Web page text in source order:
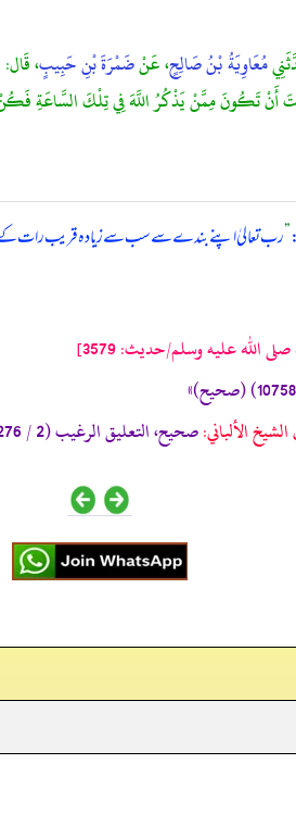
مُعَاوِيَةُ بْنُ صَالِحٍ، عَنْضَمْرَةَ بْنِ حَبِيبٍ،
أَنْ تَكُونَ مِمَّنْ يَذْكُرُ اللَّهَ فِي تِلْكَ
”رب تعالیٰ اپنے بندے سے سب سے زیادہ قریب رات کے
عليه وسلم/حدیث: 3579]
الشيخ الألباني:صحيح، التعليق الرغيب (2 / 276) ، المشكاة (1229)